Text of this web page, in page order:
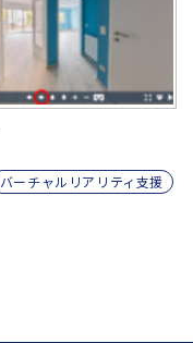
バーチャルリアリティ支援